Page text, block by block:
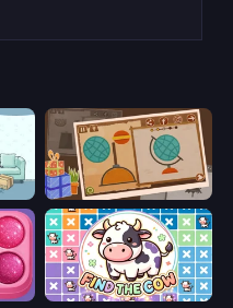
Chigiri: Paper Puzzle
Piece of Cake: Merge and Bake Find The Cow